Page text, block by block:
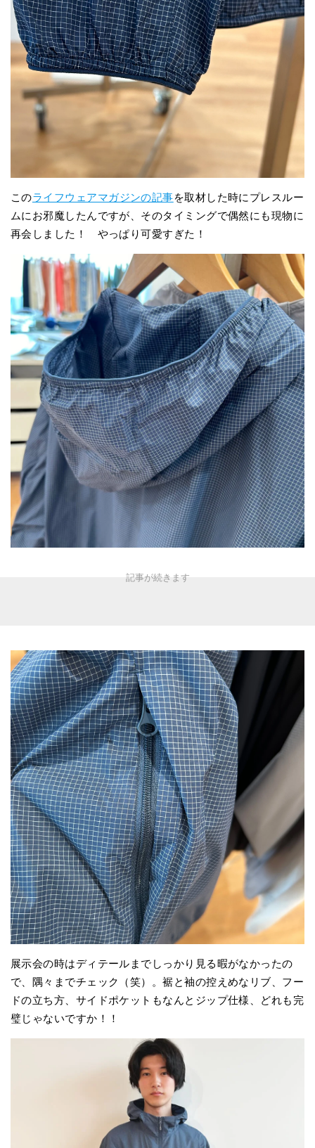
このライフウェアマガジンの記事を取材した時にプレスルー
ムにお邪魔したんですが、そのタイミングで偶然にも現物に
再会しました！ やっぱり可愛すぎた！
展示会の時はディテールまでしっかり見る暇がなかったの
で、隅々までチェック（笑）。裾と袖の控えめなリブ、フー
ドの立ち方、サイドポケットもなんとジップ仕様、どれも完
璧じゃないですか！！